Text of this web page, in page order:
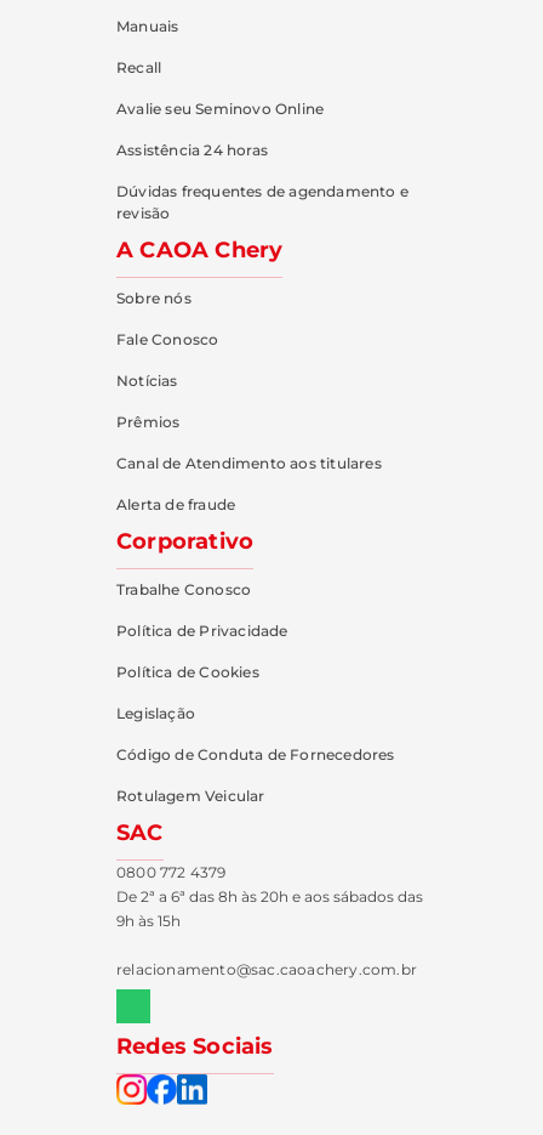
Manuais
Recall
Avalie seu Seminovo Online
Assistência 24 horas
Dúvidas frequentes de agendamento e
revisão
A CAOA Chery
Sobre nós
Fale Conosco
Notícias
Prêmios
Canal de Atendimento aos titulares
Alerta de fraude
Corporativo
Trabalhe Conosco
Política de Privacidade
Política de Cookies
Legislação
Código de Conduta de Fornecedores
Rotulagem Veicular
SAC
0800 772 4379
De 2ª a 6ª das 8h às 20h e aos sábados das
9h às 15h
relacionamento@sac.caoachery.com.br
Redes Sociais